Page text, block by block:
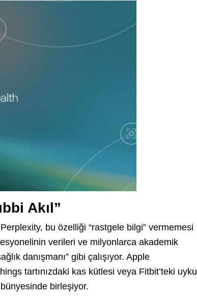
Akıl”
bu özelliği “rastgele bilgi” vermemesi
verileri ve milyonlarca akademik
danışmanı” gibi çalışıyor. Apple
tartınızdaki kas kütlesi veya Fitbit’teki uyku
birleşiyor.